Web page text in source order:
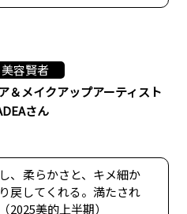
美容賢者
＆メイクアップアーティスト
さん
、柔らかさと、キメ細か
戻してくれる。満たされ
美的上半期）